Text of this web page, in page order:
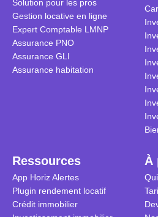
Solution pour les pros
Gestion locative en ligne
Expert Comptable LMNP
Assurance PNO
Assurance GLI
Assurance habitation
Ressources
App Horiz Alertes
Plugin rendement locatif
Crédit immobilier
À